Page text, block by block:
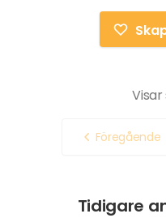
Visar
Föregående
Tidigare